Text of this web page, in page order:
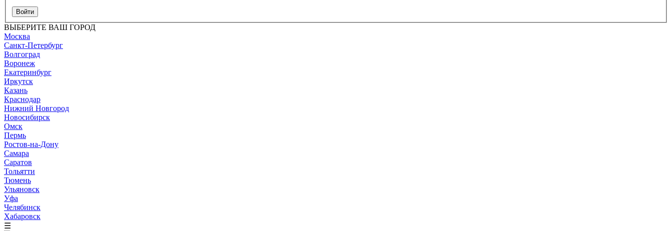
Войти
ВЫБЕРИТЕ ВАШ ГОРОД
Москва
Санкт-Петербург
Волгоград
Воронеж
Екатеринбург
Иркутск
Казань
Краснодар
Нижний Новгород
Новосибирск
Омск
Пермь
Ростов-на-Дону
Самара
Саратов
Тольятти
Тюмень
Ульяновск
Уфа
Челябинск
Хабаровск
☰